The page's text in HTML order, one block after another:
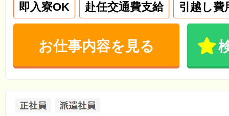
即入寮OK 赴任交通費支給 引越し費
お仕事内容を見る